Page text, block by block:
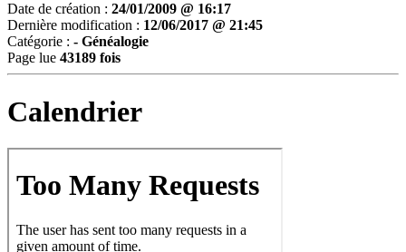
Date de création : 24/01/2009 @ 16:17
Dernière modification : 12/06/2017 @ 21:45
Catégorie : - Généalogie
Page lue 43189 fois
Calendrier